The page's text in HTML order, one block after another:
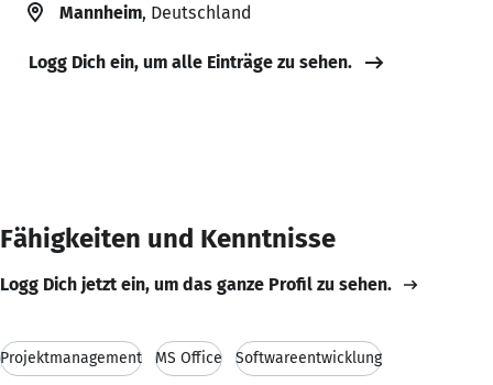
Mannheim, Deutschland
Logg Dich ein, um alle Einträge zu sehen.
Fähigkeiten und Kenntnisse
Logg Dich jetzt ein, um das ganze Profil zu sehen.
Projektmanagement MS Office Softwareentwicklung